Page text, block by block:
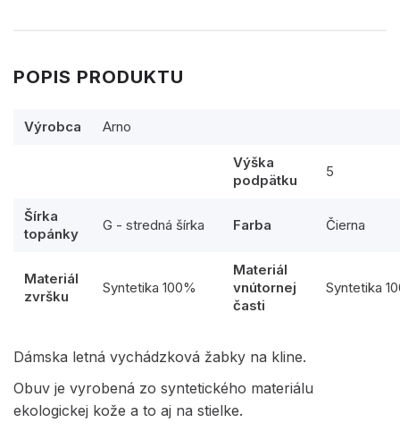
POPIS PRODUKTU
Výrobca Arno
Výška
podpätku
5
Šírka
topánky
G - stredná šírka Farba Čierna
Materiál
zvršku
Syntetika 100%
Materiál
vnútornej
časti
Syntetika
Dámska letná vychádzková žabky na kline.
Obuv je vyrobená zo syntetického materiálu
ekologickej kože a to aj na stielke.